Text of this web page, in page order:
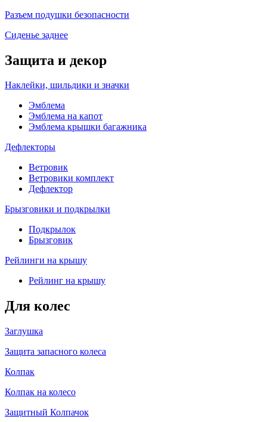
Разъем подушки безопасности
Сиденье заднее
Защита и декор
Наклейки, шильдики и значки
Эмблема
Эмблема на капот
Эмблема крышки багажника
Дефлекторы
Ветровик
Ветровики комплект
Дефлектор
Брызговики и подкрылки
Подкрылок
Брызговик
Рейлинги на крышу
Рейлинг на крышу
Для колес
Заглушка
Защита запасного колеса
Колпак
Колпак на колесо
Защитный Колпачок